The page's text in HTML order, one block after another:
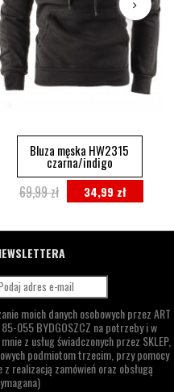
Bluza męska HW2315
czarna/indigo
34,99 zł
69,99 zł
moich danych osobowych przezART
85-055 BYDGOSZCZ na potrzeby i w
z usług świadczonych przez SKLEP,
podmiotom trzecim, przy pomocy
z realizacją zamówień oraz obsługą